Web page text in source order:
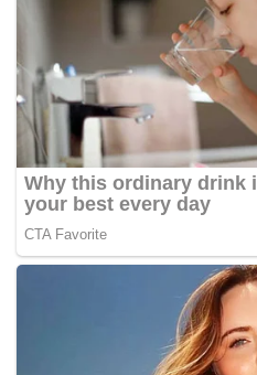
ini serta disokong wakil
Perdana Menteri, Datuk
Dewan Guan Eng mula
Cara Ketua Menteri Pulau
Mainkan spekulasi jahat
sebagai pakatan PAS dan
untuk membentuk Enekmen
Umum tahu wujud
dalam strategi membawa
Persefahaman untuk
berkaitan dengan kebaikan